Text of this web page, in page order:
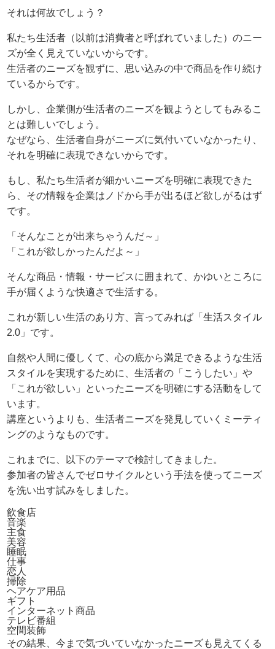
それは何故でしょう？
私たち生活者（以前は消費者と呼ばれていました）のニー
ズが全く見えていないからです。
生活者のニーズを観ずに、思い込みの中で商品を作り続け
ているからです。
しかし、企業側が生活者のニーズを観ようとしてもみるこ
とは難しいでしょう。
なぜなら、生活者自身がニーズに気付いていなかったり、
それを明確に表現できないからです。
もし、私たち生活者が細かいニーズを明確に表現できた
ら、その情報を企業はノドから手が出るほど欲しがるはず
です。
「そんなことが出来ちゃうんだ～」
「これが欲しかったんだよ～」
そんな商品・情報・サービスに囲まれて、かゆいところに
手が届くような快適さで生活する。
これが新しい生活のあり方、言ってみれば「生活スタイル
2.0」です。
自然や人間に優しくて、心の底から満足できるような生活
スタイルを実現するために、生活者の「こうしたい」や
「これが欲しい」といったニーズを明確にする活動をして
います。
講座というよりも、生活者ニーズを発見していくミーティ
ングのようなものです。
これまでに、以下のテーマで検討してきました。
参加者の皆さんでゼロサイクルという手法を使ってニーズ
を洗い出す試みをしました。
飲食店
音楽
主食
美容
睡眠
仕事
恋人
掃除
ヘアケア用品
ギフト
インターネット商品
テレビ番組
空間装飾
その結果、今まで気づいていなかったニーズも見えてくる